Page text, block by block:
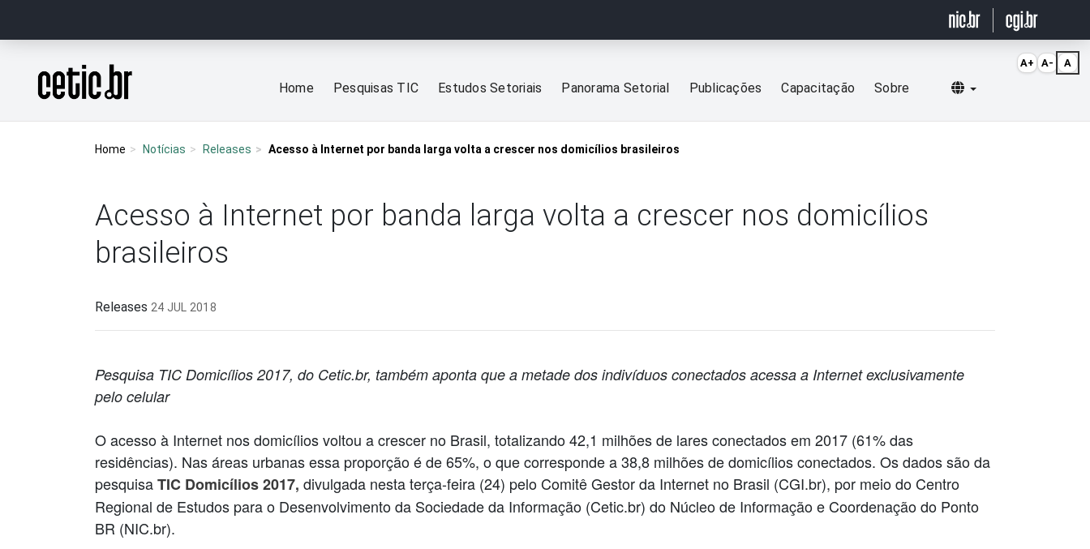
Página inicial
Home Pesquisas TIC Estudos Setoriais Panorama Setorial Publicações Capacitação Sobre Selecionar idioma
Home Notícias Releases Acesso à Internet por banda larga volta a crescer nos domicílios brasileiros
Acesso à Internet por banda larga volta a crescer nos domicílios
brasileiros
Releases 24 JUL 2018
Pesquisa TIC Domicílios 2017, do Cetic.br, também aponta que a metade dos indivíduos conectados acessa a Internet exclusivamente
pelo celular
O acesso à Internet nos domicílios voltou a crescer no Brasil, totalizando 42,1 milhões de lares conectados em 2017 (61% das
residências). Nas áreas urbanas essa proporção é de 65%, o que corresponde a 38,8 milhões de domicílios conectados. Os dados são da
pesquisaTIC Domicílios 2017, divulgada nesta terça-feira (24) pelo Comitê Gestor da Internet no Brasil (CGI.br), por meio do Centro
Regional de Estudos para o Desenvolvimento da Sociedade da Informação (Cetic.br) do Núcleo de Informação e Coordenação do Ponto
BR (NIC.br).
A+ A- A